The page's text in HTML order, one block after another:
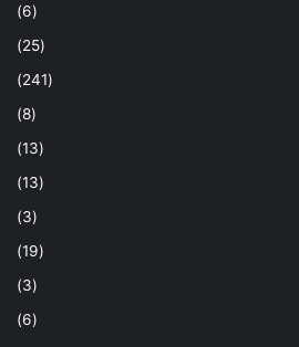
(6)
(25)
(241)
(8)
(13)
(13)
(3)
(19)
(3)
(6)